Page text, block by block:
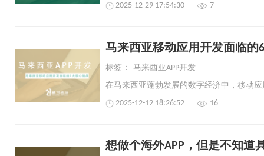
2025-12-29 17:54:30 7
马来西亚移动应用开发面临的
标签： 马来西亚APP开发
2025-12-12 18:26:52 16
想做个海外APP，但是不知道